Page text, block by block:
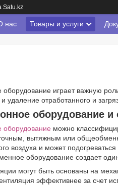
Satu.kz
нас Товары и услуги
оборудование играет важную
и удаление отработанного и
оборудование
оборудование можно
вытяжным или
воздуха и может
оборудование создает
могут быть основаны на
эффективнее за счет